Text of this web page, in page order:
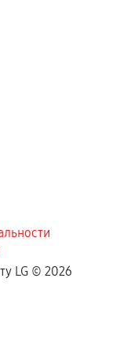
LG © 2026